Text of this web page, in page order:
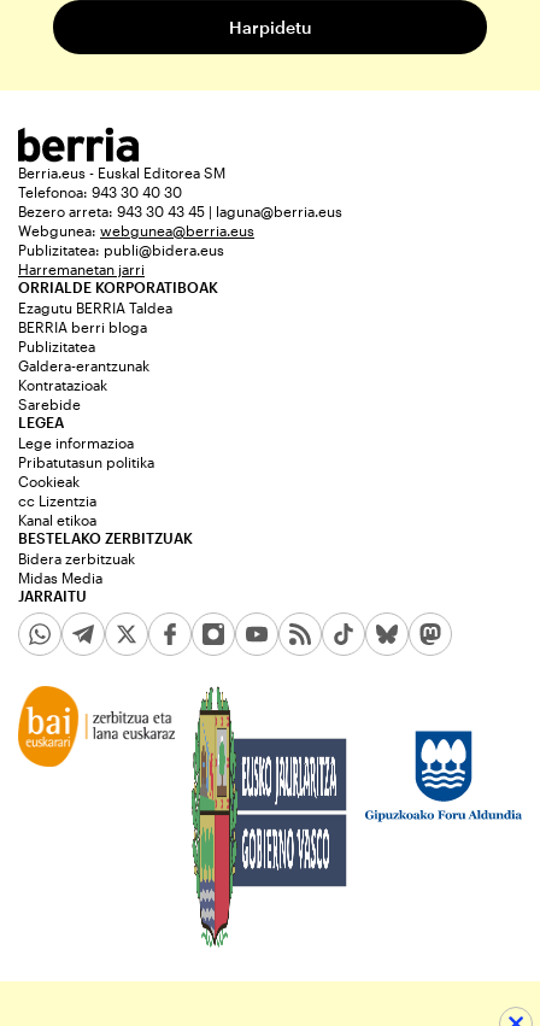
Berria.eus - Euskal Editorea SM
Telefonoa: 943 30 40 30
Bezero arreta: 943 30 43 45 | laguna@berria.eus
Webgunea: webgunea@berria.eus
Publizitatea: publi@bidera.eus
Harremanetan jarri
ORRIALDE KORPORATIBOAK
Ezagutu BERRIA Taldea
BERRIA berri bloga
Publizitatea
Galdera-erantzunak
Kontratazioak
Sarebide
JARRAITU
LEGEA
Lege informazioa
Pribatutasun politika
Cookieak
cc Lizentzia
Kanal etikoa
BESTELAKO ZERBITZUAK
Bidera zerbitzuak
Midas Media